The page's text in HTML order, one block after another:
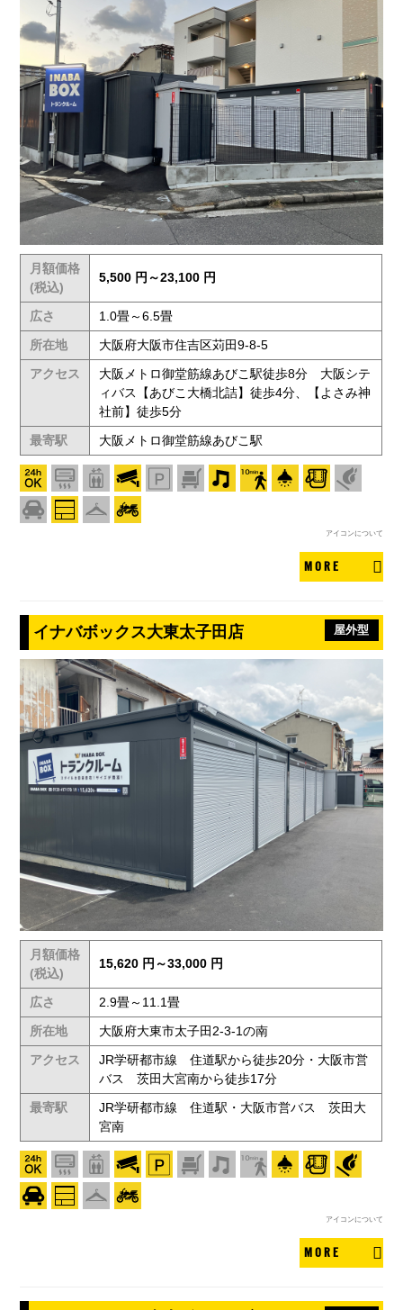
月額価格
(税込)
5,500 円～23,100 円
広さ
1.0畳～6.5畳
所在地
大阪府大阪市住吉区苅田9-8-5
アクセス
大阪メトロ御堂筋線あびこ駅徒歩8分 大阪シテ
ィバス【あびこ大橋北詰】徒歩4分、【よさみ神
社前】徒歩5分
最寄駅
大阪メトロ御堂筋線あびこ駅
アイコンについて
MORE
イナバボックス大東太子田店 屋外型
月額価格
(税込)
15,620 円～33,000 円
広さ
2.9畳～11.1畳
所在地
大阪府大東市太子田2-3-1の南
アクセス
JR学研都市線 住道駅から徒歩20分・大阪市営
バス 茨田大宮南から徒歩17分
最寄駅
JR学研都市線 住道駅・大阪市営バス 茨田大
宮南
アイコンについて
MORE